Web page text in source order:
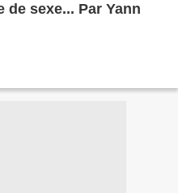
de sexe... Par Yann